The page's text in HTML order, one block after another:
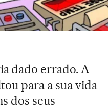
dado errado. A
para a sua vida
dos seus